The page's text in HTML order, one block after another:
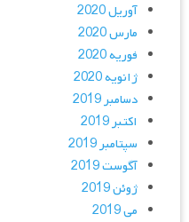
آوریل 2020
مارس 2020
فوریه 2020
ژانویه 2020
دسامبر 2019
اکتبر 2019
سپتامبر 2019
آگوست 2019
ژوئن 2019
می 2019